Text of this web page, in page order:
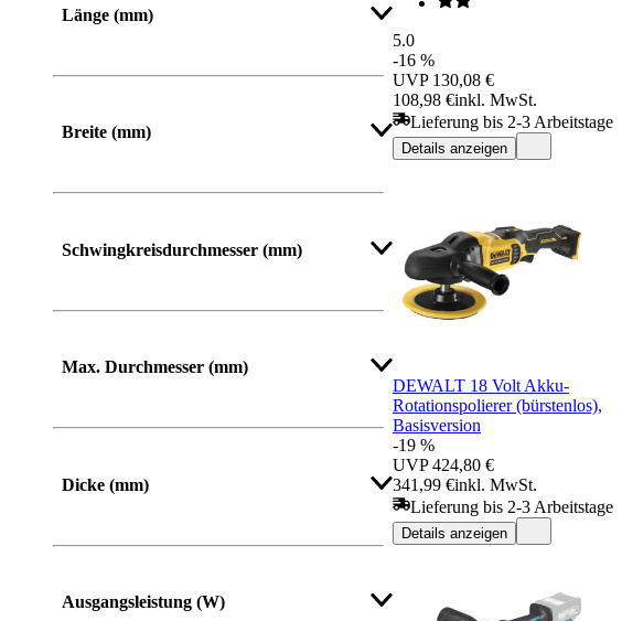
Länge (mm)
Von Bis
Breite (mm)
Von Bis
Schwingkreisdurchmesser (mm)
Max. Durchmesser (mm)
Dicke (mm)
Ausgangsleistung (W)
5.0
-16 %
UVP 130,08 €
108,98 €inkl. MwSt.
Lieferung bis 2-3 Arbeitstage
Details anzeigen
DEWALT 18 Volt Akku-
Rotationspolierer (bürstenlos),
Basisversion
-19 %
UVP 424,80 €
341,99 €inkl. MwSt.
Lieferung bis 2-3 Arbeitstage
Details anzeigen